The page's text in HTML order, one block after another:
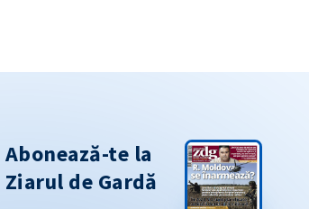
Abonează-te la
Ziarul de Gardă